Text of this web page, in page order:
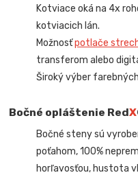
Kotviace oká na 4x
kotviacich lán.
Možnosťpotlače
transferom alebo
Široký výber
Bočné opláštenie RedX
Bočné steny sú
poťahom, 100%
horľavosťou, hustota